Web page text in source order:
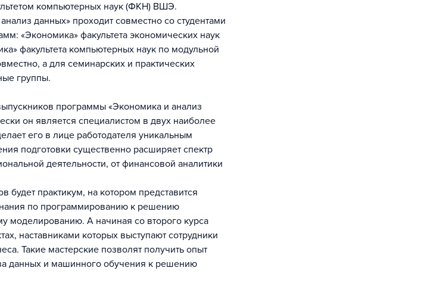
компьютерных наук (ФКН) ВШЭ.
данных» проходит совместно со студентами
«Экономика» факультета экономических наук
факультета компьютерных наук по модульной
а для семинарских и практических
группы.
программы «Экономика и анализ
он является специалистом в двух наиболее
его в лице работодателя уникальным
подготовки существенно расширяет спектр
деятельности, от финансовой аналитики
будет практикум, на котором представится
по программированию к решению
моделированию. А начиная со второго курса
наставниками которых выступают сотрудники
Такие мастерские позволят получить опыт
данных и машинного обучения к решению